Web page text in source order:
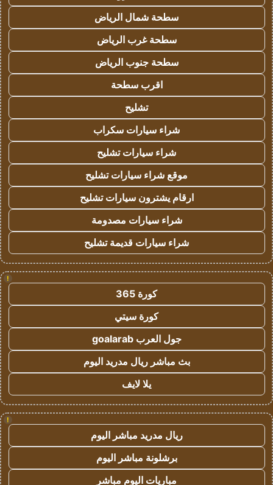
سطحة شمال الرياض
سطحة غرب الرياض
سطحة جنوب الرياض
اقرب سطحة
تشليح
شراء سيارات سكراب
شراء سيارات تشليح
موقع شراء سيارات تشليح
ارقام يشترون سيارات تشليح
شراء سيارات مصدومة
شراء سيارات قديمة تشليح
!
كورة 365
كورة سيتي
جول العرب goalarab
بث مباشر ريال مدريد اليوم
يلا لايف
!
ريال مدريد مباشر اليوم
برشلونة مباشر اليوم
مباريات اليوم مباشر